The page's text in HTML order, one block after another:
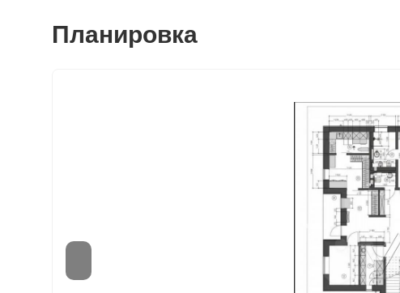
Планировка